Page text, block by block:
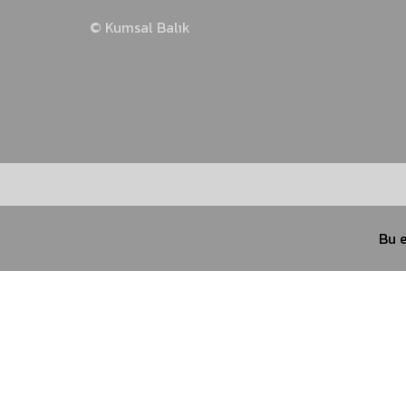
© Kumsal Balık
Bu
İstavrit Takımları